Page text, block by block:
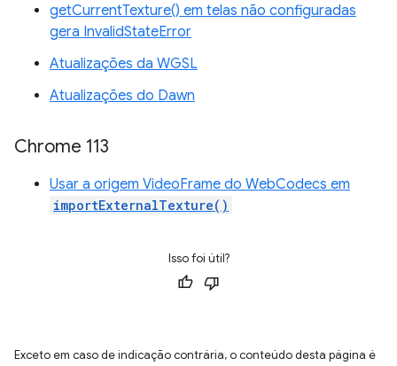
getCurrentTexture() em telas não configuradas
gera InvalidStateError
Atualizações da WGSL
Atualizações do Dawn
Chrome 113
Usar a origem VideoFrame do WebCodecs em
importExternalTexture()
Isso foi útil?
Exceto em caso de indicação contrária, o conteúdo desta página é